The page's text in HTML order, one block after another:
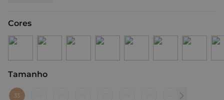
Cores
Tamanho
: 33
33